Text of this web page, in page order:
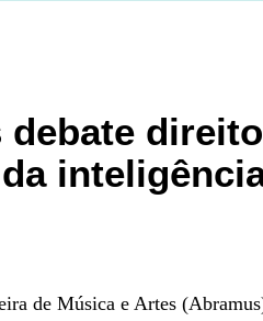
debate
de Música e Artes